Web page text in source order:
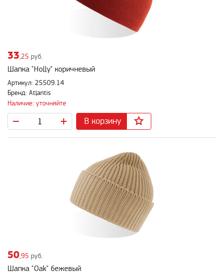
33 ,25 руб.
Шапка "Holly" коричневый
Артикул: 25509.14
Бренд: Atlantis
Наличие: уточняйте
В корзину
50,95 руб.
Шапка "Oak" бежевый